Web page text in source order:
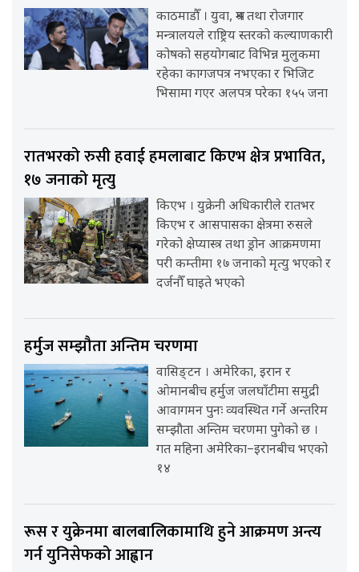
काठमाडौँ । युवा, श्रम तथा रोजगार
मन्त्रालयले राष्ट्रिय स्तरको कल्याणकारी
कोषको सहयोगबाट विभिन्न मुलुकमा
रहेका कागजपत्र नभएका र भिजिट
भिसामा गएर अलपत्र परेका १५५ जना
रातभरको रुसी हवाई हमलाबाट किएभ क्षेत्र प्रभावित,
१७ जनाको मृत्यु
किएभ । युक्रेनी अधिकारीले रातभर
किएभ र आसपासका क्षेत्रमा रुसले
गरेको क्षेप्यास्त्र तथा ड्रोन आक्रमणमा
परी कम्तीमा १७ जनाको मृत्यु भएको र
दर्जनौँ घाइते भएको
हर्मुज सम्झौता अन्तिम चरणमा
वासिङ्टन । अमेरिका, इरान र
ओमानबीच हर्मुज जलघाँटीमा समुद्री
आवागमन पुनः व्यवस्थित गर्ने अन्तरिम
सम्झौता अन्तिम चरणमा पुगेको छ ।
गत महिना अमेरिका–इरानबीच भएको
१४
रूस र युक्रेनमा बालबालिकामाथि हुने आक्रमण अन्त्य
गर्न युनिसेफको आह्वान